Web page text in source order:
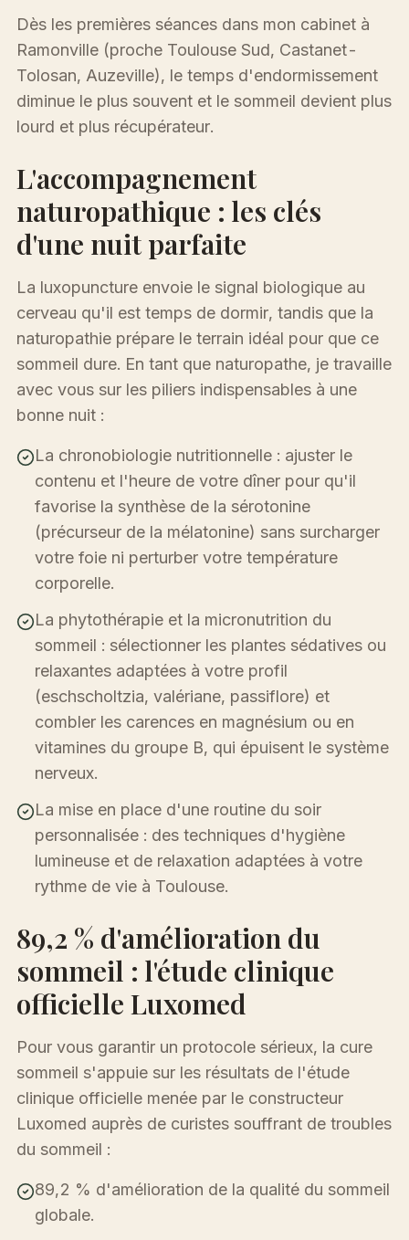
Dès les premières séances dans mon cabinet à
Ramonville (proche Toulouse Sud, Castanet-
Tolosan, Auzeville), le temps d'endormissement
diminue le plus souvent et le sommeil devient plus
lourd et plus récupérateur.
L'accompagnement
naturopathique : les clés
d'une nuit parfaite
La luxopuncture envoie le signal biologique au
cerveau qu'il est temps de dormir, tandis que la
naturopathie prépare le terrain idéal pour que ce
sommeil dure. En tant que naturopathe, je travaille
avec vous sur les piliers indispensables à une
bonne nuit :
La chronobiologie nutritionnelle : ajuster le
contenu et l'heure de votre dîner pour qu'il
favorise la synthèse de la sérotonine
(précurseur de la mélatonine) sans surcharger
votre foie ni perturber votre température
corporelle.
La phytothérapie et la micronutrition du
sommeil : sélectionner les plantes sédatives ou
relaxantes adaptées à votre profil
(eschscholtzia, valériane, passiflore) et
combler les carences en magnésium ou en
vitamines du groupe B, qui épuisent le système
nerveux.
La mise en place d'une routine du soir
personnalisée : des techniques d'hygiène
lumineuse et de relaxation adaptées à votre
rythme de vie à Toulouse.
89,2 % d'amélioration du
sommeil : l'étude clinique
officielle Luxomed
Pour vous garantir un protocole sérieux, la cure
sommeil s'appuie sur les résultats de l'étude
clinique officielle menée par le constructeur
Luxomed auprès de curistes souffrant de troubles
du sommeil :
89,2 % d'amélioration de la qualité du sommeil
globale.